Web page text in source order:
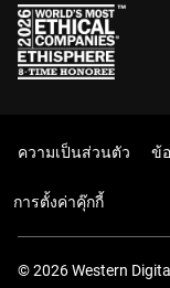
ความเป็นส่วนตัว ข้
การตั้งค่าคุ๊กกี้
© 2026 Western